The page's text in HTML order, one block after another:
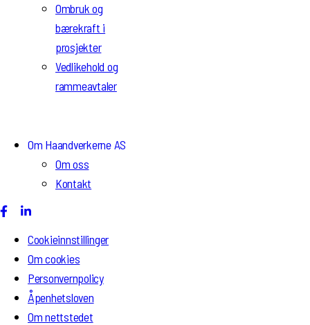
Ombruk og
bærekraft i
prosjekter
Vedlikehold og
rammeavtaler
Om Haandverkerne AS
Om oss
Kontakt
Cookieinnstillinger
Om cookies
Personvernpolicy
Åpenhetsloven
Om nettstedet